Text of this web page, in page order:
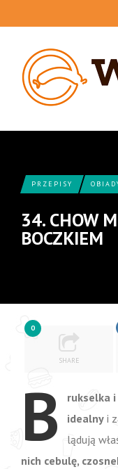
PRZEPISY
34. CHOW
BOCZKIEM
0
SHARE
B
rukselka
idealny i
lądują
nich cebulę,